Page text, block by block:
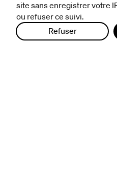
site sans enregistrer votre
ou refuser ce suivi.
Refuser